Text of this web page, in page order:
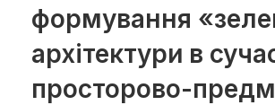
формування
архітектури в
просторово-